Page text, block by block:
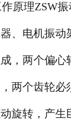
原理ZSW
、电机振动
，两个偏心
两个齿轮必
旋转，产生